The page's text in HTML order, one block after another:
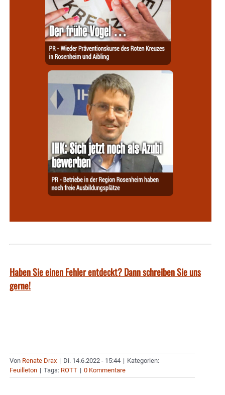
Haben Sie einen Fehler entdeckt? Dann schreiben Sie uns
gerne!
Von Renate Drax | Di. 14.6.2022 - 15:44 | Kategorien:
Feuilleton | Tags: ROTT | 0 Kommentare